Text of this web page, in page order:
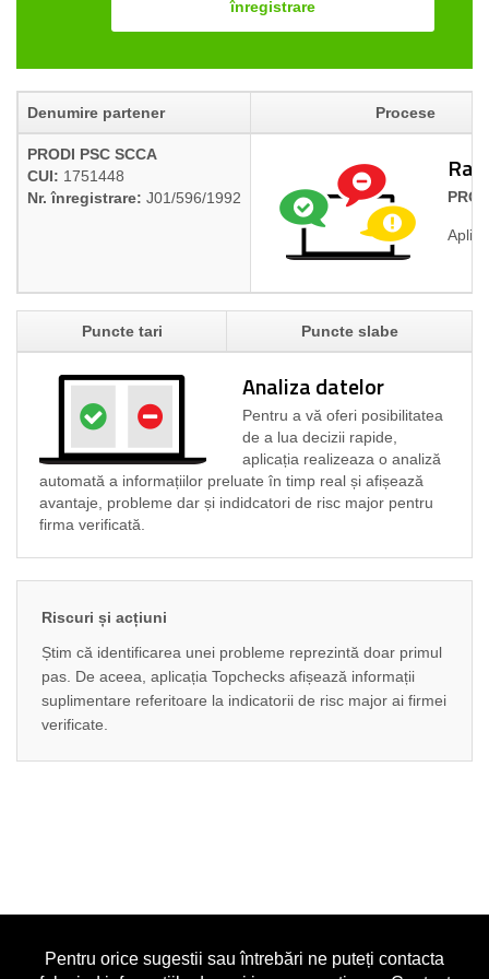
înregistrare
Denumire partener Procese
PRODI PSC SCCA
CUI: 1751448
Nr. înregistrare: J01/596/1992
Puncte tari Puncte slabe
Analiza datelor
Pentru a vă oferi posibilitatea
de a lua decizii rapide,
aplicația realizeaza o analiză
automată a informațiilor preluate în timp real și afișează
avantaje, probleme dar și indidcatori de risc major pentru
firma verificată.
Riscuri și acțiuni
Știm că identificarea unei probleme reprezintă doar primul
pas. De aceea, aplicația Topchecks afișează informații
suplimentare referitoare la indicatorii de risc major ai firmei
verificate.
Pentru orice sugestii sau întrebări ne puteți contacta